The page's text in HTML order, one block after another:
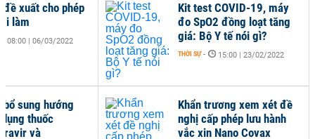
Khẩn trương xem xét đề
nghị cấp phép lưu hành
vắc xin Nano Covax
đề xuất cho phép
làm
08:00 | 06/03/2022
bổ sung hướng
thuốc
và
Kit test COVID-19, máy
đo SpO2 đồng loạt tăng
giá: Bộ Y tế nói gì?
THỜI SỰ - 15:00 | 23/02/2022